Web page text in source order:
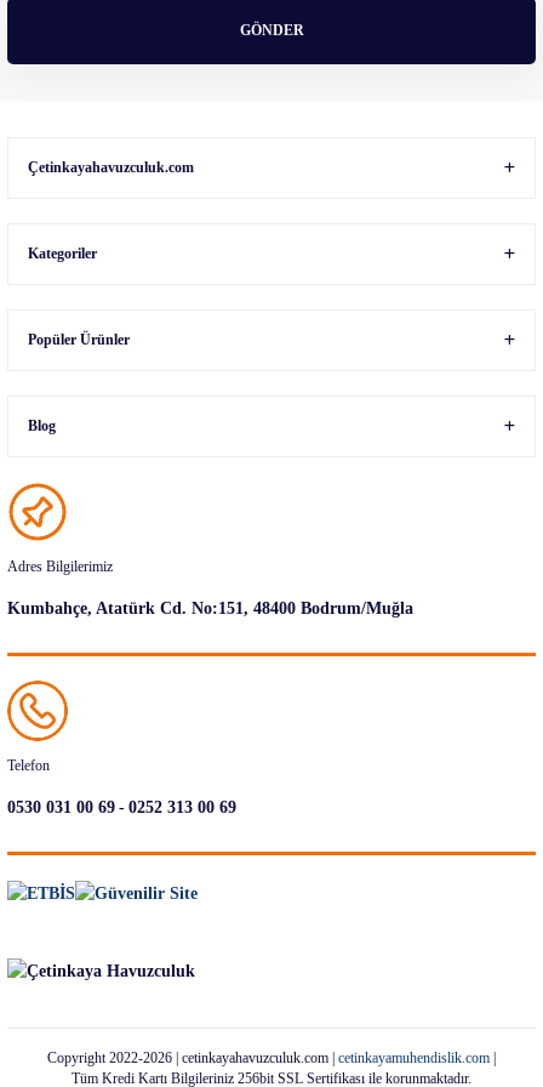
GÖNDER
Çetinkayahavuzculuk.com
Kategoriler
Popüler Ürünler
Blog
Adres Bilgilerimiz
Kumbahçe, Atatürk Cd. No:151, 48400 Bodrum/Muğla
Telefon
0530 031 00 69-0252 313 00 69
Copyright 2022-2026 | cetinkayahavuzculuk.com | cetinkayamuhendislik.com
Tüm Kredi Kartı Bilgileriniz 256bit SSL Sertifikası ile korunmaktadır.